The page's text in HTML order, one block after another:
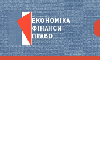
ЕКОНОМІКА
ФІНАНСИ
ПРАВО